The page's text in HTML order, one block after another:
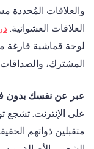
العلاقات العشوائية.
لوحة قماشية فارغة
المشترك،
عبر عن نفسك بدون
على الإنترنت. تشجع
متقبلين ذواتهم